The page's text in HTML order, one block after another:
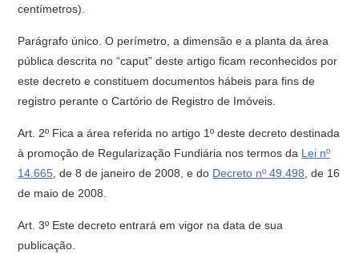
centímetros).
Parágrafo único. O perímetro, a dimensão e a planta da área
pública descrita no “caput” deste artigo ficam reconhecidos por
este decreto e constituem documentos hábeis para fins de
registro perante o Cartório de Registro de Imóveis.
Art. 2º Fica a área referida no artigo 1º deste decreto destinada
à promoção de Regularização Fundiária nos termos da Lei nº
14.665 , de 8 de janeiro de 2008, e do Decreto nº 49.498 , de 16
de maio de 2008.
Art. 3º Este decreto entrará em vigor na data de sua
publicação.